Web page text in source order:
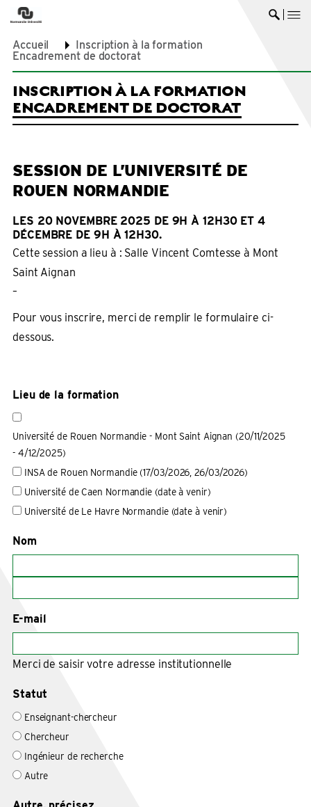
Accueil
Inscription à la formation
Encadrement de doctorat
INSCRIPTION À LA FORMATION
ENCADREMENT DE DOCTORAT
SESSION DE L’UNIVERSITÉ DE
ROUEN NORMANDIE
LES 20 NOVEMBRE 2025 DE 9H À 12H30 ET 4
DÉCEMBRE DE 9H À 12H30.
Cette session a lieu à : Salle Vincent Comtesse à Mont
Saint Aignan
–
Pour vous inscrire, merci de remplir le formulaire ci-
dessous.
Lieu de la formation
Université de Rouen Normandie - Mont Saint Aignan (20/11/2025
- 4/12/2025)
INSA de Rouen Normandie (17/03/2026, 26/03/2026)
Université de Caen Normandie (date à venir)
Université de Le Havre Normandie (date à venir)
Nom
E-mail
Merci de saisir votre adresse institutionnelle
Statut
Enseignant-chercheur
Chercheur
Ingénieur de recherche
Autre